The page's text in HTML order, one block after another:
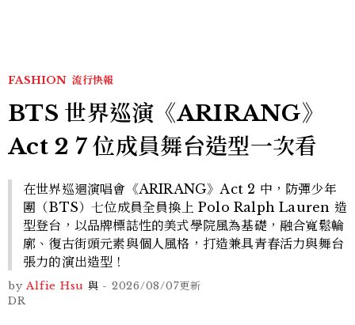
FASHION 流行快報
BTS 世界巡演《ARIRANG》
Act 2 7 位成員舞台造型一次看
在世界巡迴演唱會《ARIRANG》Act 2 中，防彈少年
團（BTS）七位成員全員換上 Polo Ralph Lauren 造
型登台，以品牌標誌性的美式學院風為基礎，融合寬鬆輪
廓、復古街頭元素與個人風格，打造兼具青春活力與舞台
張力的演出造型！
by Alfie Hsu 與 - 2026/08/07更新
DR